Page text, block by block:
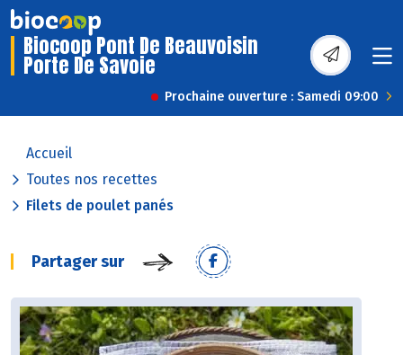
Biocoop Pont De Beauvoisin
Porte De Savoie
Prochaine ouverture : Samedi 09:00
Accueil
Toutes nos recettes
Filets de poulet panés
Partager sur